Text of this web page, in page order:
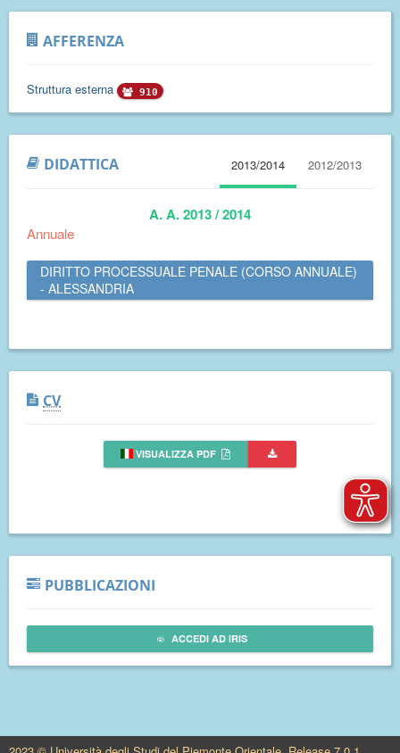
AFFERENZA
Struttura esterna 910
DIDATTICA 2013/2014 2012/2013
A. A. 2013 / 2014
Annuale
DIRITTO PROCESSUALE PENALE (CORSO ANNUALE)
- ALESSANDRIA
CV
VISUALIZZA PDF
PUBBLICAZIONI
ACCEDI AD IRIS